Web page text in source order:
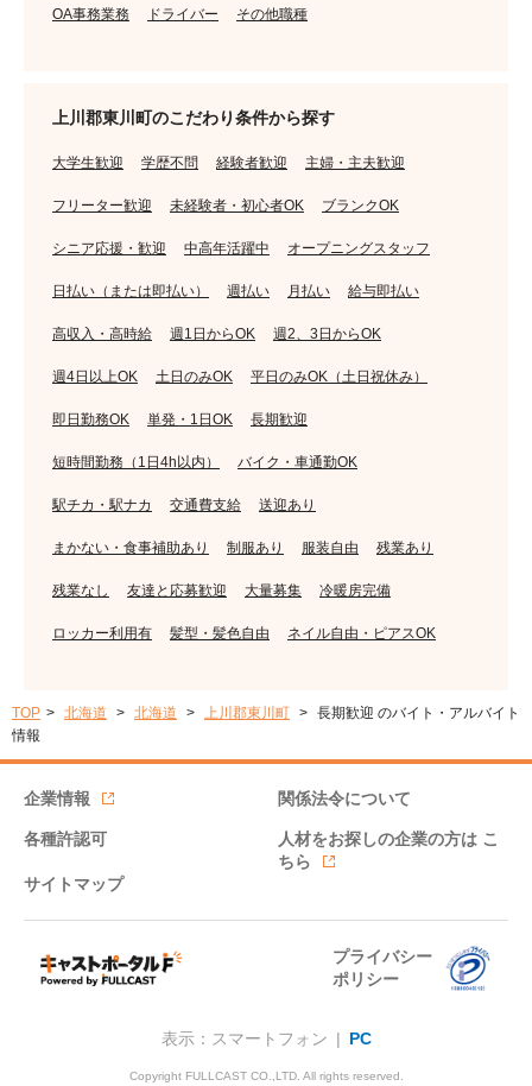
OA事務業務 ドライバー その他職種
上川郡東川町のこだわり条件から探す
大学生歓迎 学歴不問 経験者歓迎 主婦・主夫歓迎
フリーター歓迎 未経験者・初心者OK ブランクOK
シニア応援・歓迎 中高年活躍中 オープニングスタッフ
日払い（または即払い） 週払い 月払い 給与即払い
高収入・高時給 週1日からOK 週2、3日からOK
週4日以上OK 土日のみOK 平日のみOK（土日祝休み）
即日勤務OK 単発・1日OK 長期歓迎
短時間勤務（1日4h以内） バイク・車通勤OK
駅チカ・駅ナカ 交通費支給 送迎あり
まかない・食事補助あり 制服あり 服装自由 残業あり
残業なし 友達と応募歓迎 大量募集 冷暖房完備
ロッカー利用有 髪型・髪色自由 ネイル自由・ピアスOK
TOP 北海道 北海道 上川郡東川町
長期歓迎 のバイト・アルバイト
情報
企業情報 関係法令について
各種許認可 人材をお探しの企業の方は こ
ちら
サイトマップ
プライバシー
ポリシー
表示：スマートフォン | PC
Copyright FULLCAST CO.,LTD. All rights reserved.